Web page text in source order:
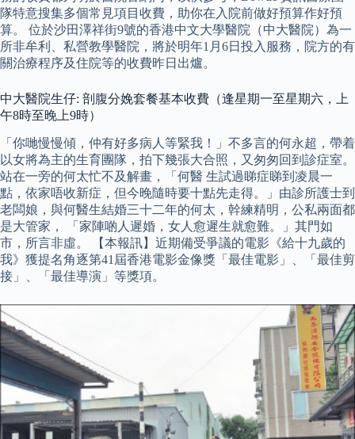
隊特意搜集多個常見項目收費，助你在入院前做好預算作好預
算。 位於沙田澤祥街9號的香港中文大學醫院（中大醫院）為一
所非牟利、私營教學醫院，將於明年1月6日投入服務，院方的有
關治療程序及住院等的收費昨日出爐。
中大醫院生仔: 剖腹分娩套餐基本收費（逢星期一至星期六，上
午8時至晚上9時）
「你哋慢慢傾，仲有好多病人等緊我！」不多言的何永超，帶着
以女將為主的生育團隊，拍下幾張大合照，又匆匆回到診症室。
站在一旁的何太忙不及解畫，「何醫 生試過睇症睇到凌晨一
點，依家唔收新症，但今晚隨時要十點先走得。」由診所護士到
老闆娘，與何醫生結婚三十二年的何太，幹練精明，公私兩面都
是大管家， 「家陣啲人遲婚，女人愈遲生就愈難。」其門如
市，所言非虛。 【本報訊】近期備受爭議的電影《給十九歲的
我》獲提名角逐第41屆香港電影金像獎「最佳電影」、「最佳剪
接」、「最佳導演」等獎項。